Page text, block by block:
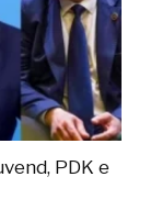
PDK e